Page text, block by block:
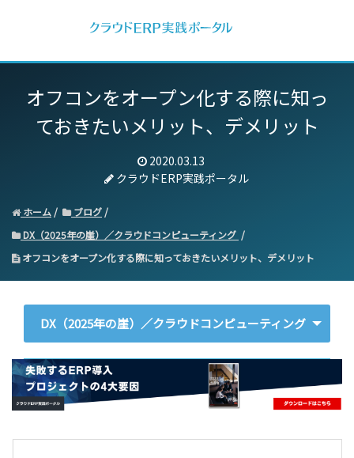
オフコンをオープン化する際に知っ
ておきたいメリット、デメリット
2020.03.13
クラウドERP実践ポータル
ホーム
ブログ
DX（2025年の崖）／クラウドコンピューティング
オフコンをオープン化する際に知っておきたいメリット、デメリット
DX（2025年の崖）／クラウドコンピューティング
ERP
会計